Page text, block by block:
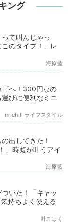
ング
て叫んじゃっ
のタイプ！」レ
海原藍
ゴへ！300円なの
びに便利なミニ
michill ライフスタイル
出してきた！
」時短が叶うアイ
海原藍
いた！「キャッ
持ちよく使える
叶こはく